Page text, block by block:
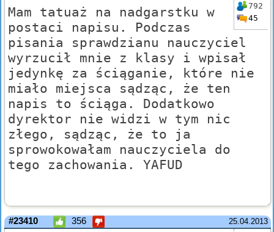
792
45
Mam tatuaż na nadgarstku w
postaci napisu. Podczas
pisania sprawdzianu nauczyciel
wyrzucił mnie z klasy i wpisał
jedynkę za ściąganie, które nie
miało miejsca sądząc, że ten
napis to ściąga. Dodatkowo
dyrektor nie widzi w tym nic
złego, sądząc, że to ja
sprowokowałam nauczyciela do
tego zachowania. YAFUD
25.04.2013
#23410 356